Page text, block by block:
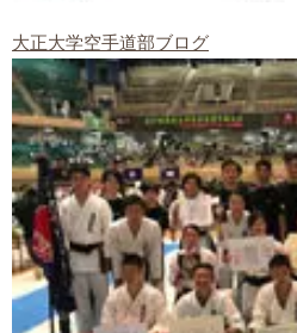
大正大学空手道部ブログ